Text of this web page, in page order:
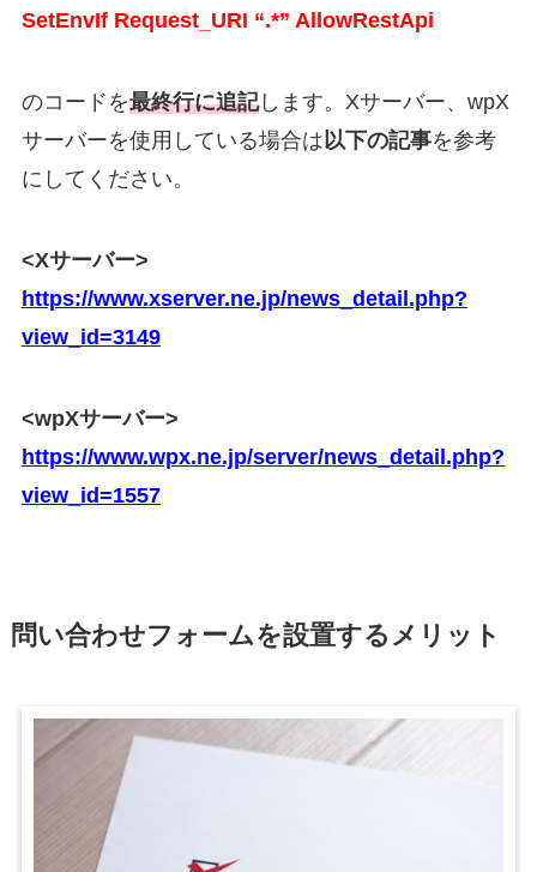
SetEnvIf Request_URI “.*” AllowRestApi
のコードを最終行に追記します。Xサーバー、wpX
サーバーを使用している場合は以下の記事を参考
にしてください。
<Xサーバー>
https://www.xserver.ne.jp/news_detail.php?
view_id=3149
<wpXサーバー>
https://www.wpx.ne.jp/server/news_detail.php?
view_id=1557
問い合わせフォームを設置するメリット